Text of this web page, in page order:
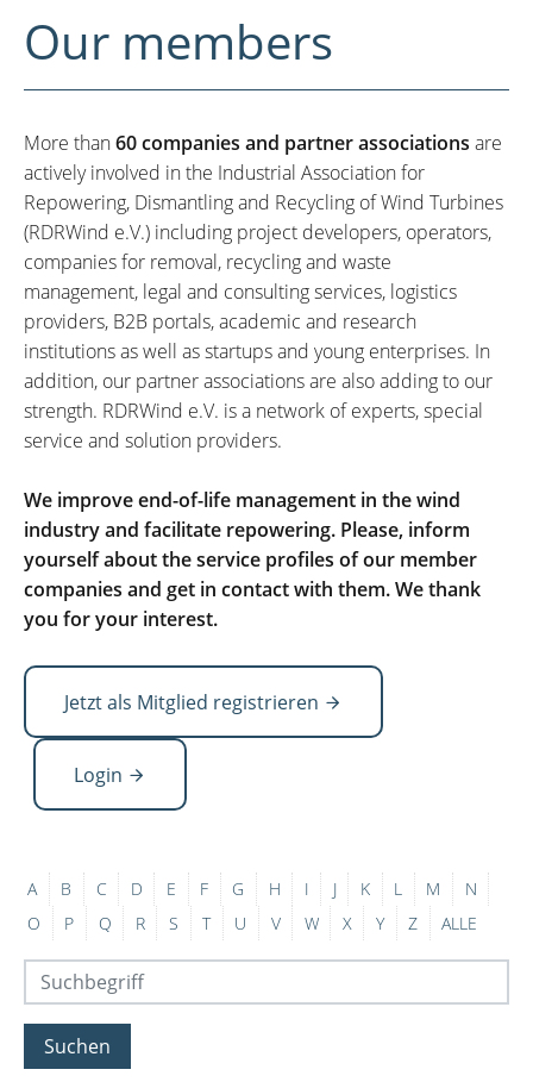
Our members
More than60 companies and partner associations are
actively involved in the Industrial Association for
Repowering, Dismantling and Recycling of Wind Turbines
(RDRWind e.V.) including project developers, operators,
companies for removal, recycling and waste
management, legal and consulting services, logistics
providers, B2B portals, academic and research
institutions as well as startups and young enterprises. In
addition, our partner associations are also adding to our
strength. RDRWind e.V. is a network of experts, special
service and solution providers.
We improve end-of-life management in the wind
industry and facilitate repowering. Please, inform
yourself about the service profiles of our member
companies and get in contact with them. We thank
you for your interest.
Jetzt als Mitglied registrieren
Login
A B C D E F G H I J K L M
N
O
P Q R S T U V W X Y Z ALLE
Suchen